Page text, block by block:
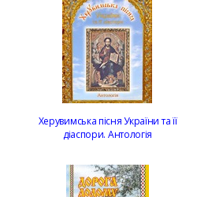
Херувимська пісня України та її
діаспори. Антологія